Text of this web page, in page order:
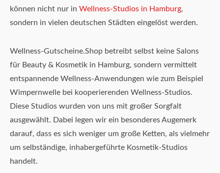
können nicht nur in Wellness-Studios in Hamburg,
sondern in vielen deutschen Städten eingelöst werden.
Wellness-Gutscheine.Shop betreibt selbst keine Salons
für Beauty & Kosmetik in Hamburg, sondern vermittelt
entspannende Wellness-Anwendungen wie zum Beispiel
Wimpernwelle bei kooperierenden Wellness-Studios.
Diese Studios wurden von uns mit großer Sorgfalt
ausgewählt. Dabei legen wir ein besonderes Augemerk
darauf, dass es sich weniger um große Ketten, als vielmehr
um selbständige, inhabergeführte Kosmetik-Studios
handelt.